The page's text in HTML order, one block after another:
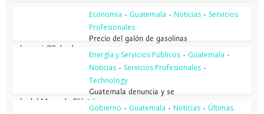
Economía • Guatemala • Noticias • Servicios
Profesionales
Precio del galón de gasolinas
sube casi Q7 desde enero...
Energía y Servicios Públicos • Guatemala •
Noticias • Servicios Profesionales •
Technology
Guatemala denuncia y se
sale del Mercado Eléctrico...
Gobierno • Guatemala • Noticias • Últimas